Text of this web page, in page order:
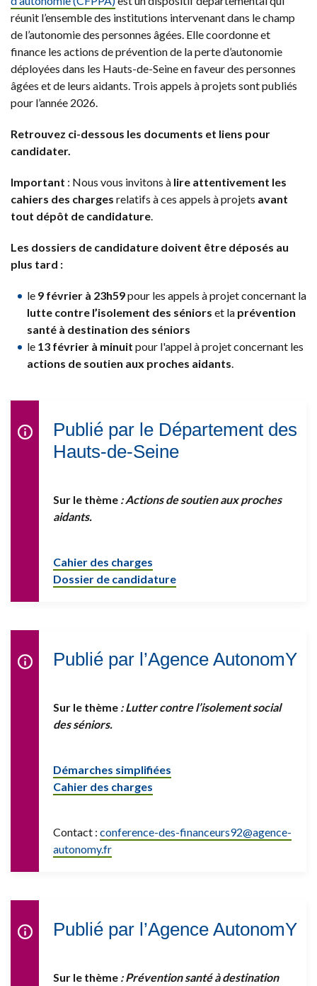
réunit l’ensemble des institutions intervenant dans le champ
de l’autonomie des personnes âgées. Elle coordonne et
finance les actions de prévention de la perte d’autonomie
déployées dans les Hauts-de-Seine en faveur des personnes
âgées et de leurs aidants. Trois appels à projets sont publiés
pour l’année 2026.
Retrouvez ci-dessous les documents et liens pour
candidater.
Important : Nous vous invitons à lire attentivement les
cahiers des charges relatifs à ces appels à projets avant
tout dépôt de candidature
Les dossiers de candidature doivent être déposés au
plus tard :
le 9 février à 23h59pour les appels à projet concernant la
lutte contre l’isolement des séniors et la prévention
santé à destination des séniors
le 13 février à minuit pour l'appel à projet concernant les
actions de soutien aux proches aidants
Publié par le Département des
Hauts-de-Seine
Sur le thème : Actions de soutien aux proches
aidants.
Cahier des charges
Dossier de candidature
Publié par l’Agence AutonomY
Sur le thème : Lutter contre l’isolement social
des séniors.
Démarches simplifiées
Cahier des charges
Contact : conference-des-financeurs92@agence-
autonomy.fr
Publié par l’Agence AutonomY
Sur le thème : Prévention santé à destination